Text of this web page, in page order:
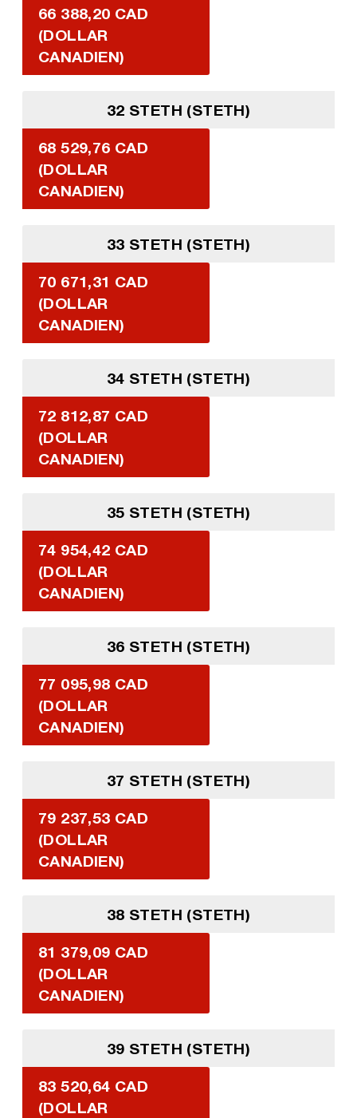
66 388,20 CAD
(DOLLAR
CANADIEN)
32 STETH (STETH)
68 529,76 CAD
(DOLLAR
CANADIEN)
33 STETH (STETH)
70 671,31 CAD
(DOLLAR
CANADIEN)
34 STETH (STETH)
72 812,87 CAD
(DOLLAR
CANADIEN)
35 STETH (STETH)
74 954,42 CAD
(DOLLAR
CANADIEN)
36 STETH (STETH)
77 095,98 CAD
(DOLLAR
CANADIEN)
37 STETH (STETH)
79 237,53 CAD
(DOLLAR
CANADIEN)
38 STETH (STETH)
81 379,09 CAD
(DOLLAR
CANADIEN)
39 STETH (STETH)
83 520,64 CAD
(DOLLAR